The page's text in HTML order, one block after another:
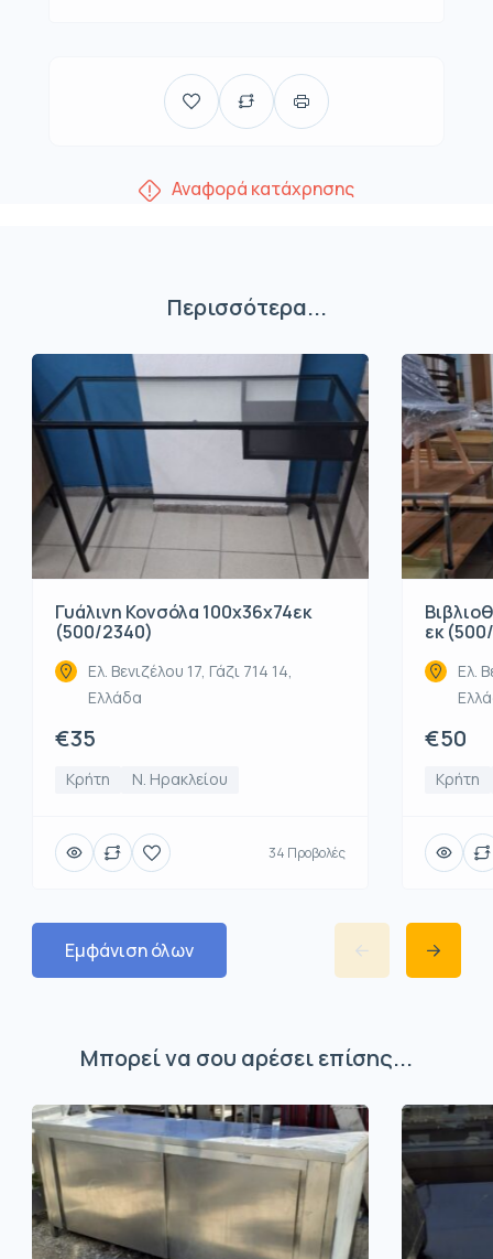
Αναφορά κατάχρησης
Περισσότερα...
Γυάλινη Κονσόλα 100x36x74εκ
(500/2340)
Ελ. Βενιζέλου 17, Γάζι 714 14,
Ελλάδα
€35
Κρήτη Ν. Ηρακλείου
34 Προβολές
εκ
Ελ.
€50
Κρήτη
Εμφάνιση όλων
Μπορεί να σου αρέσει επίσης...